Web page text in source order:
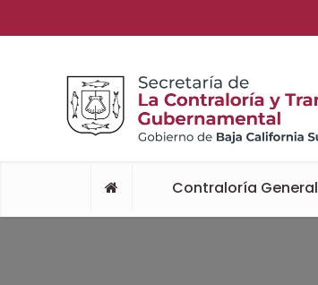
Contraloría General